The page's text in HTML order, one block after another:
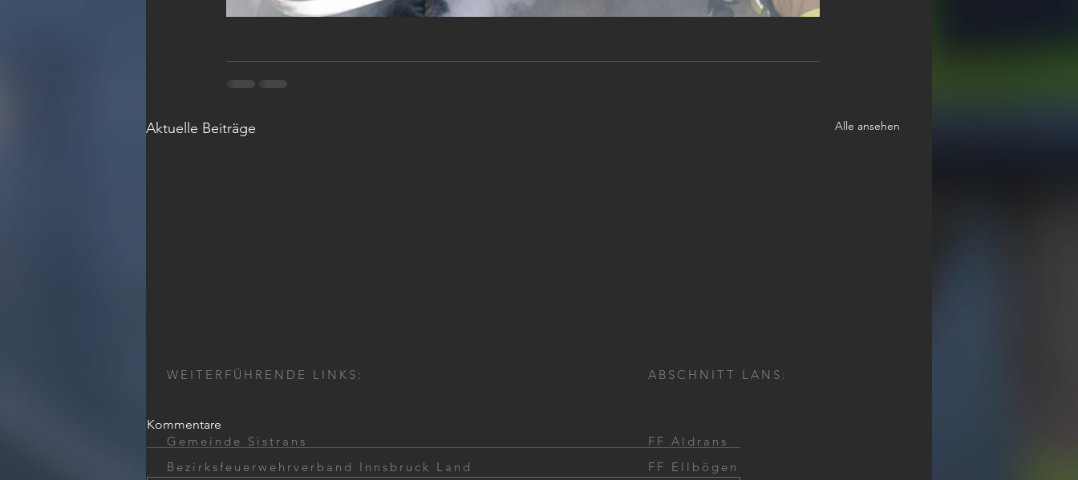
Aktuelle Beiträge Alle ansehen
Kommentare
WEITERFÜHRENDE LINKS:
Gemeinde Sistrans
Bezirksfeuerwehrverband Innsbruck Land
ABSCHNITT LANS:
FF Aldrans
FF Ellbögen